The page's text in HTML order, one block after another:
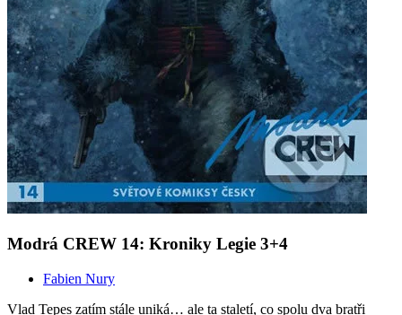
Modrá CREW 14: Kroniky Legie 3+4
Fabien Nury
Vlad Tepes zatím stále uniká… ale ta staletí, co spolu dva bratři